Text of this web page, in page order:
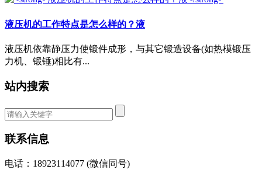
液压机的工作特点是怎么样的？液
液压机依靠静压力使锻件成形，与其它锻造设备(如热模锻压
力机、锻锤)相比有...
站内搜索
联系信息
电话：18923114077 (微信同号)